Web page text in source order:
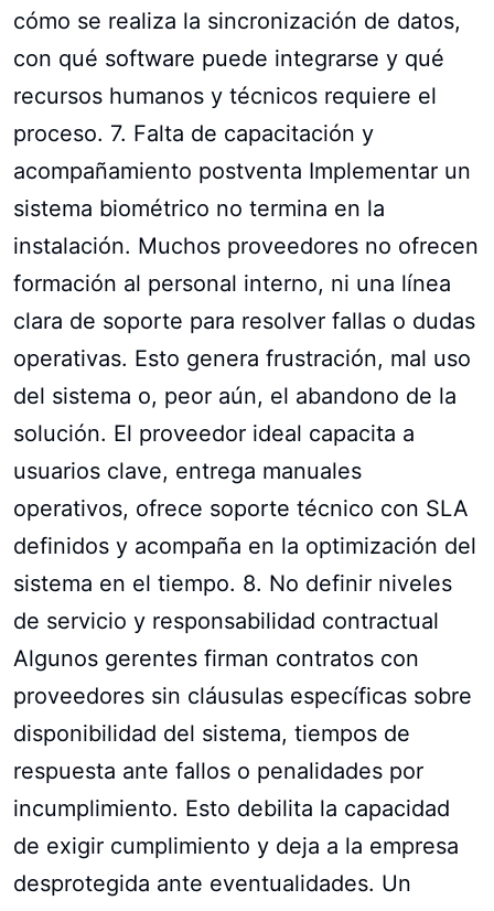
cómo se realiza la sincronización de datos,
con qué software puede integrarse y qué
recursos humanos y técnicos requiere el
proceso. 7. Falta de capacitación y
acompañamiento postventa Implementar un
sistema biométrico no termina en la
instalación. Muchos proveedores no ofrecen
formación al personal interno, ni una línea
clara de soporte para resolver fallas o dudas
operativas. Esto genera frustración, mal uso
del sistema o, peor aún, el abandono de la
solución. El proveedor ideal capacita a
usuarios clave, entrega manuales
operativos, ofrece soporte técnico con SLA
definidos y acompaña en la optimización del
sistema en el tiempo. 8. No definir niveles
de servicio y responsabilidad contractual
Algunos gerentes firman contratos con
proveedores sin cláusulas específicas sobre
disponibilidad del sistema, tiempos de
respuesta ante fallos o penalidades por
incumplimiento. Esto debilita la capacidad
de exigir cumplimiento y deja a la empresa
desprotegida ante eventualidades. Un